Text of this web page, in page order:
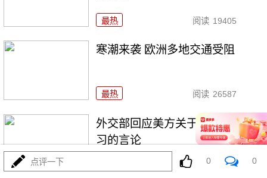
最热 阅读 19405
寒潮来袭 欧洲多地交通受阻
最热 阅读 26587
外交部回应美方关于中国军事演
习的言论
22625
点评一下 0 0